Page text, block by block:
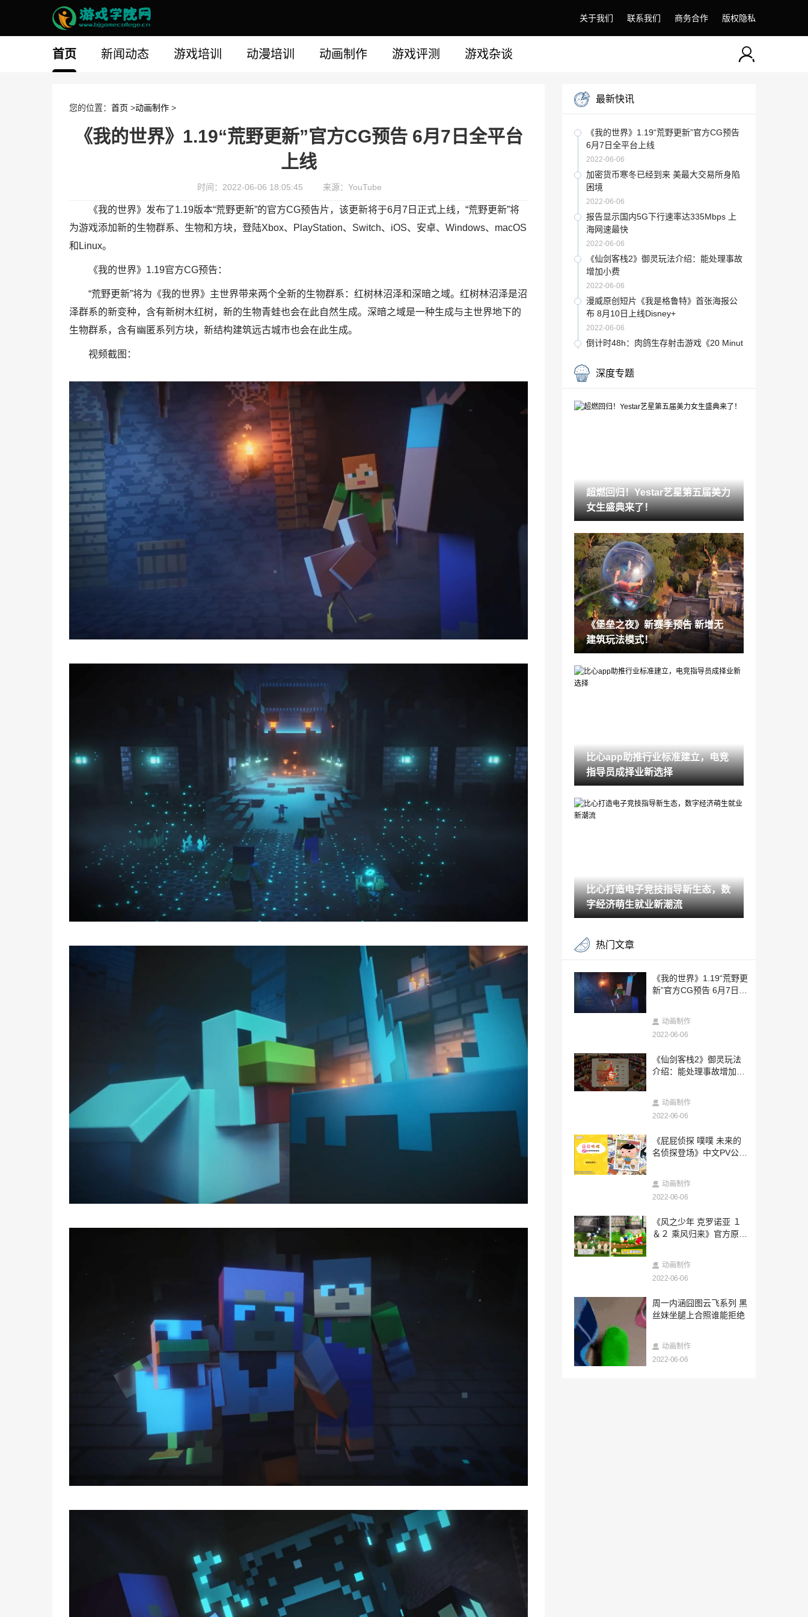
关于我们 联系我们 商务合作 版权隐私
首页 新闻动态 游戏培训 动漫培训 动画制作 游戏评测 游戏杂谈
您的位置： 首页 >动画制作 >
《我的世界》1.19“荒野更新”官方CG预告 6月7日全平台
上线
时间：2022-06-06 18:05:45 来源：YouTube
《我的世界》发布了1.19版本“荒野更新”的官方CG预告片，该更新将于6月7日正式上线，“荒野更新”将
为游戏添加新的生物群系、生物和方块，登陆Xbox、PlayStation、Switch、iOS、安卓、Windows、macOS
和Linux。
《我的世界》1.19官方CG预告：
“荒野更新”将为《我的世界》主世界带来两个全新的生物群系：红树林沼泽和深暗之域。红树林沼泽是沼
泽群系的新变种，含有新树木红树，新的生物青蛙也会在此自然生成。深暗之域是一种生成与主世界地下的
生物群系，含有幽匿系列方块，新结构建筑远古城市也会在此生成。
视频截图：
最新快讯
《我的世界》1.19“荒野更新”官方CG预告
6月7日全平台上线
2022-06-06
加密货币寒冬已经到来 美最大交易所身陷
困境
2022-06-06
报告显示国内5G下行速率达335Mbps 上
海网速最快
2022-06-06
《仙剑客栈2》御灵玩法介绍：能处理事故
增加小费
2022-06-06
漫威原创短片《我是格鲁特》首张海报公
布 8月10日上线Disney+
2022-06-06
倒计时48h：肉鸽生存射击游戏《20 Minut
2022-06-06
2022-06-06
盗》 继续演船长
2022-06-06
《风之少年 克罗诺亚 １＆２ 乘风归来》
官方原作画面对比 7月发售
2022-06-06
日本母亲嫌儿子游戏太吵挥刀相向 儿子反
击双双被捕
2022-06-06
《黑道圣徒：重启版》捏人小游戏将于6月
9日免费上线
2022-06-06
周一内涵囧图云飞系列 黑丝妹坐腿上合照
谁能拒绝
马斯克分享火星计划 发射数千火箭打造现
2022-06-06
EA在2022年SEC报告中 省略了《FIFA》
终极团队收入数据
《模拟人生4》狼人游戏包将于6月16日发
售
《元素方尖》10万现金赛火爆进行中 SP
英雄海蒂今日来袭！
2022-06-06
月10日凌晨举办
《风之少年 克罗诺亚 １＆２ 乘风归来》
官方原作画面对比 7月发售
2022-06-06
《堡垒之夜》新赛季预告 新增无建筑玩法
3D偷盗动作游戏《神业 盗来》10月登陆St
eam
2022-06-06
Epic商城正在开发游戏库自定义功能
《使命召唤：战区》手游截图泄露 有古拉
格监狱
2022-06-06
粉丝发现《荒野大镖客2》惊人细节 男主
眼睛在晚上反射火光
爆头发明者《黄金眼007》成就列表现身X
box官网
2022-06-06
与独立工作室签约 亚马逊正在筹备一款多
人动作冒险游戏新作
2022-06-06
《指环王：力量之戒》剧集新剧照 雪地食
人妖亮相
2022-06-06
里昂之前的配音不会回归《生化危机4：重
制版》
深度专题
超燃回归！Yestar艺星第五届美力
女生盛典来了！
《堡垒之夜》新赛季预告 新增无
建筑玩法模式！
比心app助推行业标准建立，电竞
指导员成择业新选择
比心打造电子竞技指导新生态，数
字经济萌生就业新潮流
热门文章
《我的世界》1.19“荒野更
新”官方CG预告 6月7日全
动画制作
2022-06-06
《仙剑客栈2》御灵玩法
介绍：能处理事故增加小
动画制作
2022-06-06
《屁屁侦探 噗噗 未来的
名侦探登场》中文PV公布
动画制作
2022-06-06
《风之少年 克罗诺亚 １
＆２ 乘风归来》官方原作
动画制作
2022-06-06
周一内涵囧图云飞系列 黑
丝妹坐腿上合照谁能拒绝
动画制作
2022-06-06